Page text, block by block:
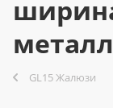
GL15 Жалюзи